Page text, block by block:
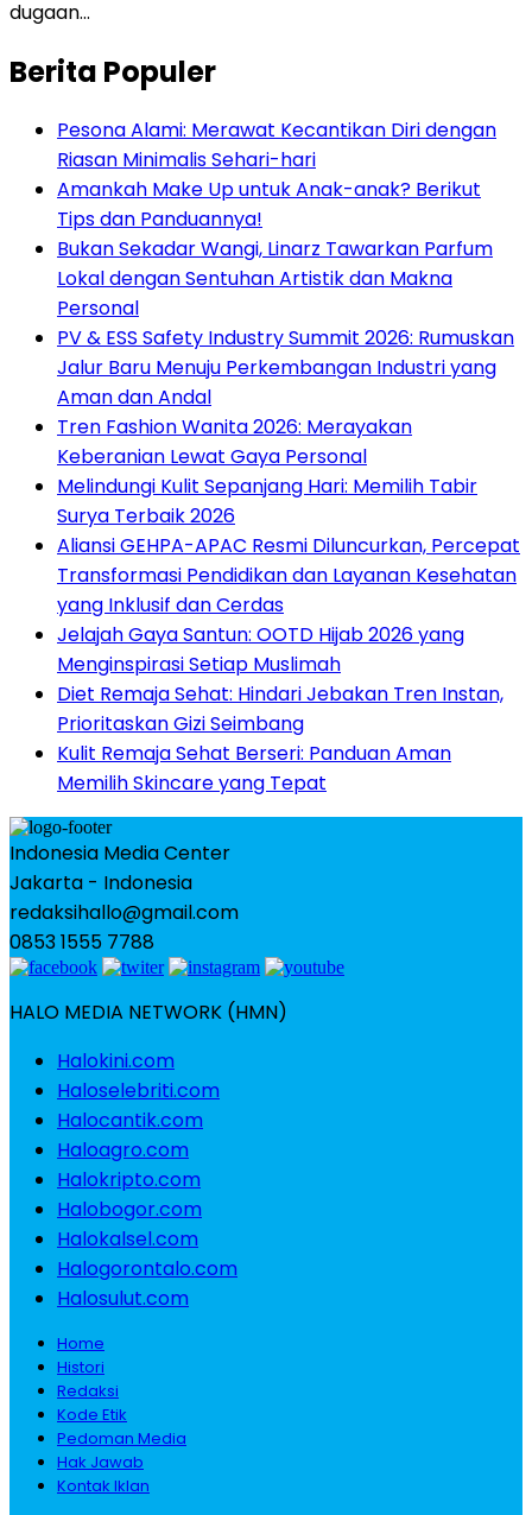
dugaan…
Berita Populer
Pesona Alami: Merawat Kecantikan Diri dengan
Riasan Minimalis Sehari-hari
Amankah Make Up untuk Anak-anak? Berikut
Tips dan Panduannya!
Bukan Sekadar Wangi, Linarz Tawarkan Parfum
Lokal dengan Sentuhan Artistik dan Makna
Personal
PV & ESS Safety Industry Summit 2026: Rumuskan
Jalur Baru Menuju Perkembangan Industri yang
Aman dan Andal
Tren Fashion Wanita 2026: Merayakan
Keberanian Lewat Gaya Personal
Melindungi Kulit Sepanjang Hari: Memilih Tabir
Surya Terbaik 2026
Aliansi GEHPA-APAC Resmi Diluncurkan, Percepat
Transformasi Pendidikan dan Layanan Kesehatan
yang Inklusif dan Cerdas
Jelajah Gaya Santun: OOTD Hijab 2026 yang
Menginspirasi Setiap Muslimah
Diet Remaja Sehat: Hindari Jebakan Tren Instan,
Prioritaskan Gizi Seimbang
Kulit Remaja Sehat Berseri: Panduan Aman
Memilih Skincare yang Tepat
Indonesia Media Center
Jakarta - Indonesia
redaksihallo@gmail.com
0853 1555 7788
HALO MEDIA NETWORK (HMN)
Halokini.com
Haloselebriti.com
Halocantik.com
Haloagro.com
Halokripto.com
Halobogor.com
Halokalsel.com
Halogorontalo.com
Halosulut.com
Home
Histori
Redaksi
Kode Etik
Pedoman Media
Hak Jawab
Kontak Iklan